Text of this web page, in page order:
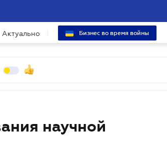
Актуально Бизнес во время войны
научной